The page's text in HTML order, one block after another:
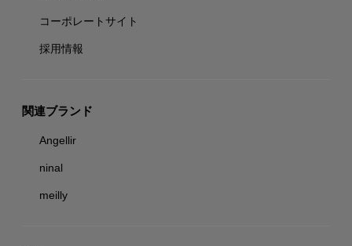
コーポレートサイト
採用情報
関連ブランド
Angellir
ninal
meilly